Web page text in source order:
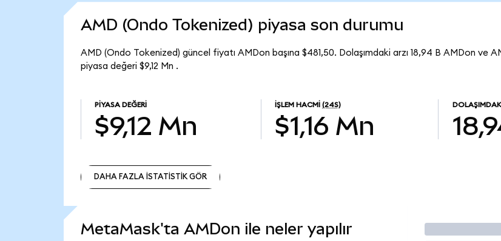
AMD (Ondo Tokenized) piyasa son durumu
AMD (Ondo Tokenized) güncel fiyatı AMDon başına $481,50. Dolaşımdaki arzı 18,94 B AMDon ve
piyasa değeri $9,12 Mn .
PIYASA DEĞERI
$9,12 Mn
İŞLEM HACMI (24S)
$1,16 Mn
DAHA FAZLA İSTATİSTİK GÖR
MetaMask'ta AMDon ile neler yapılır İşlem Yap